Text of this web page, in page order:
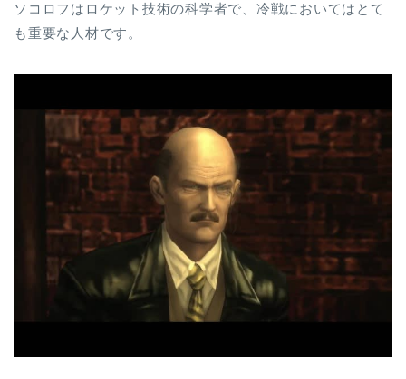
ソコロフはロケット技術の科学者で、冷戦においてはとて
も重要な人材です。